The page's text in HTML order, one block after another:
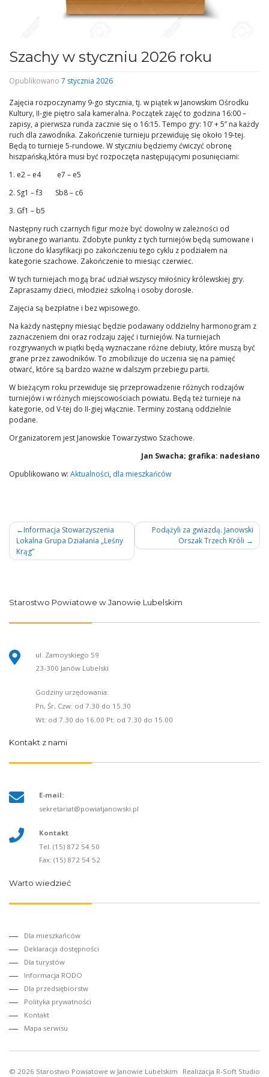
Szachy w styczniu 2026 roku
Opublikowano 7 stycznia 2026
Zajęcia rozpoczynamy 9-go stycznia, tj. w piątek w Janowskim Ośrodku
Kultury, II-gie piętro sala kameralna. Początek zajęć to godzina 16:00 –
zapisy, a pierwsza runda zacznie się o 16:15. Tempo gry: 10’ + 5” na każdy
ruch dla zawodnika. Zakończenie turnieju przewiduję się około 19-tej.
Będą to turnieje 5-rundowe. W styczniu będziemy ćwiczyć obronę
hiszpańską,która musi być rozpoczęta następującymi posunięciami:
1. e2 – e4 e7 – e5
2. Sg1 – f3 Sb8 – c6
3. Gf1 – b5
Następny ruch czarnych figur może być dowolny w zależności od
wybranego wariantu. Zdobyte punkty z tych turniejów będą sumowane i
liczone do klasyfikacji po zakończeniu tego cyklu z podziałem na
kategorie szachowe. Zakończenie to miesiąc czerwiec.
W tych turniejach mogą brać udział wszyscy miłośnicy królewskiej gry.
Zapraszamy dzieci, młodzież szkolną i osoby dorosłe.
Zajęcia są bezpłatne i bez wpisowego.
Na każdy następny miesiąc będzie podawany oddzielny harmonogram z
zaznaczeniem dni oraz rodzaju zajęć i turniejów. Na turniejach
rozgrywanych w piątki będą wyznaczane różne debiuty, które muszą być
grane przez zawodników. To zmobilizuje do uczenia się na pamięć
otwarć, które są bardzo ważne w dalszym przebiegu partii.
W bieżącym roku przewiduje się przeprowadzenie różnych rodzajów
turniejów i w różnych miejscowościach powiatu. Będą też turnieje na
kategorie, od V-tej do II-giej włącznie. Terminy zostaną oddzielnie
podane.
Organizatorem jest Janowskie Towarzystwo Szachowe.
Jan Swacha; grafika: nadesłano
Opublikowano w: Aktualności, dla mieszkańców
Nawigacja
wpisu
Informacja Stowarzyszenia
Lokalna Grupa Działania „Leśny
Krąg”
Podążyli za gwiazdą. Janowski
Orszak Trzech Króli
Starostwo Powiatowe w Janowie Lubelskim
ul. Zamoyskiego 59
23-300 Janów Lubelski
Godziny urzędowania:
Pn, Śr, Czw: od 7.30 do 15.30
Wt: od 7.30 do 16.00 Pt: od 7.30 do 15.00
Kontakt z nami
E-mail:
sekretariat@powiatjanowski.pl
Kontakt
Tel. (15) 872 54 50
Fax: (15) 872 54 52
Warto wiedzieć
Dla mieszkańców
Deklaracja dostępności
Dla turystów
Informacja RODO
Dla przedsiębiorstw
Polityka prywatności
Kontakt
Mapa serwisu
© 2026 Starostwo Powiatowe w Janowie Lubelskim Realizacja R-Soft Studio